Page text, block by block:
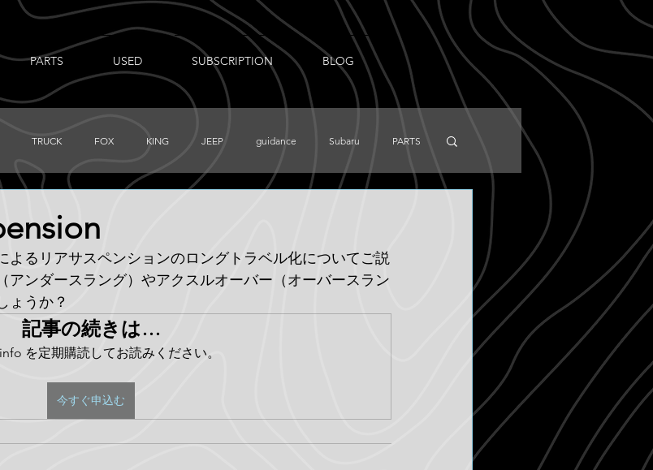
PARTS USED SUBSCRIPTION BLOG
TRUCK FOX KING JEEP guidance Subaru PARTS
Total Chaos
よるリアサスペンションのロングトラベル化についてご説
アンダースラング）やアクスルオーバー（オーバースラン
ょうか？
記事の続きは…
を定期購読してお読みください。
今すぐ申込む